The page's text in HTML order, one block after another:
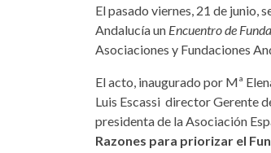
El pasado viernes, 21 de junio,
Andalucía un Encuentro de
Asociaciones y Fundaciones
El acto, inaugurado por Mª
Luis Escassi director Gerente
presidenta de la Asociación
Razones para priorizar el